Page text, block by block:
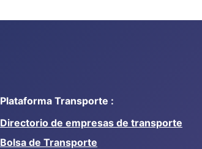
Plataforma Transporte :
Directorio de empresas de transporte
Bolsa de Transporte